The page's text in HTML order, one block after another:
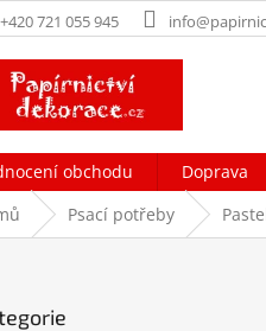
+420 721 055 945
obchodu Doprava
Psací potřeby